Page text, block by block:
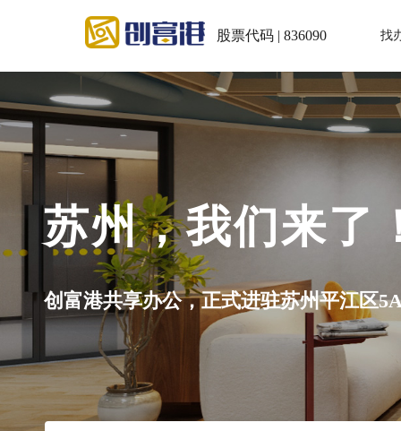
股票代码 | 836090 找
苏州，我们来了
创富港共享办公，正式进驻苏州平江区